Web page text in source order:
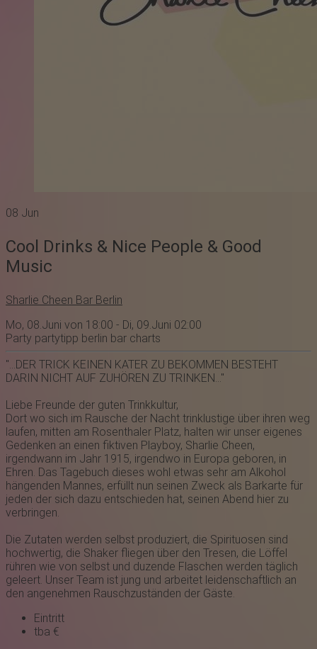
08 Jun
Cool Drinks & Nice People & Good
Music
Sharlie Cheen Bar Berlin
Mo, 08.Juni von 18:00 - Di, 09.Juni 02:00
Party partytipp berlin bar charts
"...DER TRICK KEINEN KATER ZU BEKOMMEN BESTEHT
DARIN NICHT AUF ZUHÖREN ZU TRINKEN..."
Liebe Freunde der guten Trinkkultur,
Dort wo sich im Rausche der Nacht trinklustige über ihren weg
laufen, mitten am Rosenthaler Platz, halten wir unser eigenes
Gedenken an einen fiktiven Playboy, Sharlie Cheen,
irgendwann im Jahr 1915, irgendwo in Europa geboren, in
Ehren. Das Tagebuch dieses wohl etwas sehr am Alkohol
hängenden Mannes, erfüllt nun seinen Zweck als Barkarte für
jeden der sich dazu entschieden hat, seinen Abend hier zu
verbringen.
Die Zutaten werden selbst produziert, die Spirituosen sind
hochwertig, die Shaker fliegen über den Tresen, die Löffel
rühren wie von selbst und duzende Flaschen werden täglich
geleert. Unser Team ist jung und arbeitet leidenschaftlich an
den angenehmen Rauschzuständen der Gäste.
Eintritt
tba €